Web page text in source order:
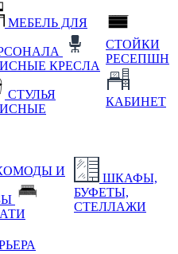
МЕБЕЛЬ ДЛЯ
КРЕСЛА
СТУЛЬЯ
СТОЙКИ
РЕСЕПШН
КАБИНЕТ
И
ШКАФЫ,
БУФЕТЫ,
СТЕЛЛАЖИ